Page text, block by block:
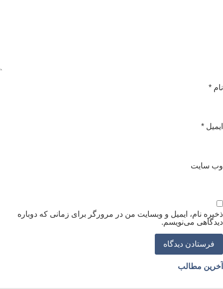
*
*
سایت
نام، ایمیل و وبسایت من در مرورگر برای زمانی که دوباره
می‌نویسم.
مطالب